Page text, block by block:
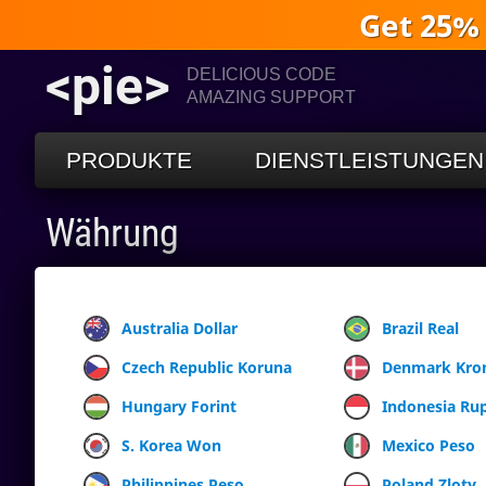
Get
<pie>
DELICIOUS CODE
AMAZING SUPPORT
PRODUKTE DIENSTLEISTUNGEN
Währung
Australia Dollar Brazil Real
Czech Republic Koruna
Denmark
Hungary Forint
Indonesia
S. Korea Won
Mexico Peso